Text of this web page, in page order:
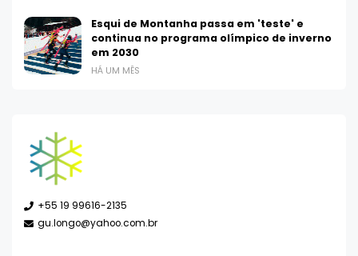
Esqui de Montanha passa em 'teste' e
continua no programa olímpico de inverno
em 2030
HÁ UM MÊS
+55 19 99616-2135
gu.longo@yahoo.com.br